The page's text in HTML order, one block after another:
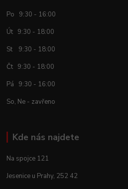
Po 9:30 - 16:00
Út 9:30 - 18:00
St 9:30 - 18:00
Čt 9:30 - 18:00
Pá 9:30 - 16:00
So, Ne - zavřeno
Kde nás najdete
Na spojce 121
Jesenice u Prahy, 252 42